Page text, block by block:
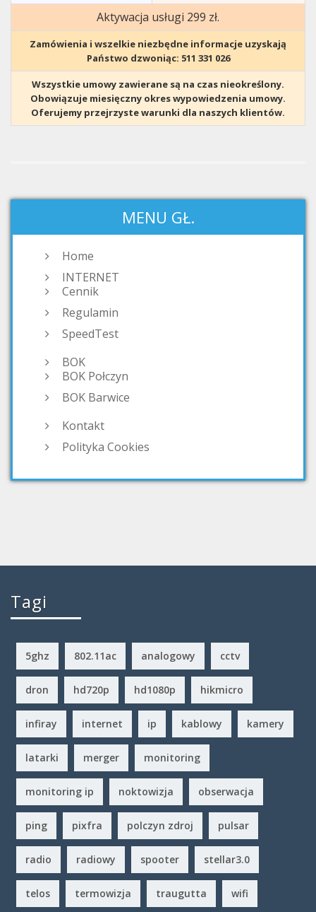
Aktywacja usługi 299 zł.
Zamówienia i wszelkie niezbędne informacje uzyskają
Państwo dzwoniąc: 511 331 026
Wszystkie umowy zawierane są na czas nieokreślony.
Obowiązuje miesięczny okres wypowiedzenia umowy.
Oferujemy przejrzyste warunki dla naszych klientów.
MENU GŁ.
Home
INTERNET
Cennik
Regulamin
SpeedTest
BOK
BOK Połczyn
BOK Barwice
Kontakt
Polityka Cookies
Tagi
5ghz 802.11ac analogowy cctv
dron hd720p hd1080p hikmicro
infiray internet ip kablowy kamery
latarki merger monitoring
monitoring ip noktowizja obserwacja
ping pixfra polczyn zdroj pulsar
radio radiowy spooter stellar3.0
telos termowizja traugutta wifi